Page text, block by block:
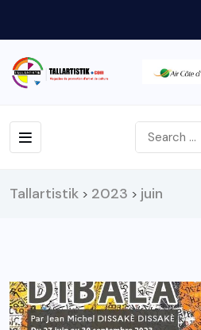
Tallartistik > 2023 > juin